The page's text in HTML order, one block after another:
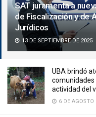
SAT juramenta a
de Fiscalización y de
Jurídicos
13 DE SEPTIEMBRE DE 2025
UBA brindó
actividad del
6 DE AGOSTO